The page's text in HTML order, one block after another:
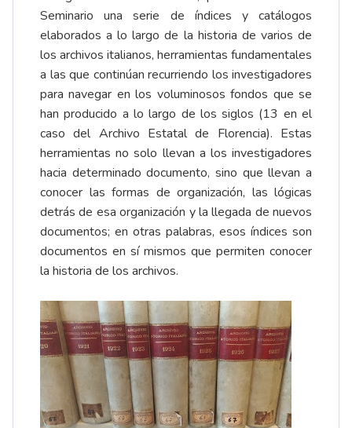
Seminario una serie de índices y catálogos
elaborados a lo largo de la historia de varios de
los archivos italianos, herramientas fundamentales
a las que continúan recurriendo los investigadores
para navegar en los voluminosos fondos que se
han producido a lo largo de los siglos (13 en el
caso del Archivo Estatal de Florencia). Estas
herramientas no solo llevan a los investigadores
hacia determinado documento, sino que llevan a
conocer las formas de organización, las lógicas
detrás de esa organización y la llegada de nuevos
documentos; en otras palabras, esos índices son
documentos en sí mismos que permiten conocer
la historia de los archivos.